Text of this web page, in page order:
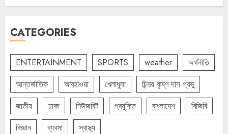
CATEGORIES
ENTERTAINMENT SPORTS weather
অর্থনীতি
আন্তর্জাতিক
আবহাওয়া খেলাধুলা
চিন্ময় কৃষ্ণ দাস প্রভু
জাতীয়
ঢাকা নিউজবিট প্রযুক্তি বাংলাদেশ
বিজিবি
বিজ্ঞান
ব্যবসা স্বাস্থ্য